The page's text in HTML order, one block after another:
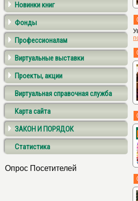
Новинки книг
Фонды
Профессионалам
Виртуальные выставки
Проекты, акции
Виртуальная справочная служба
Карта сайта
ЗАКОН И ПОРЯДОК
Статистика
Опрос Посетителей